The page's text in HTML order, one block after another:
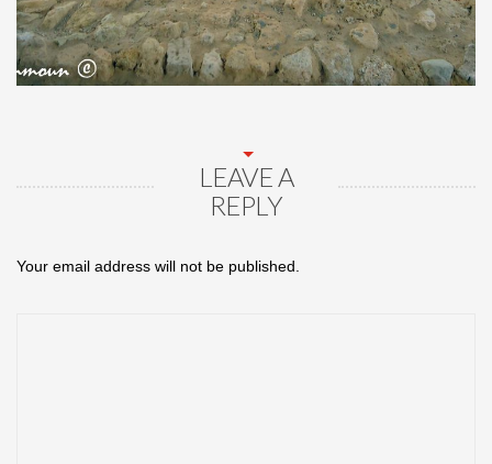
LEAVE A
REPLY
Your email address will not be published.